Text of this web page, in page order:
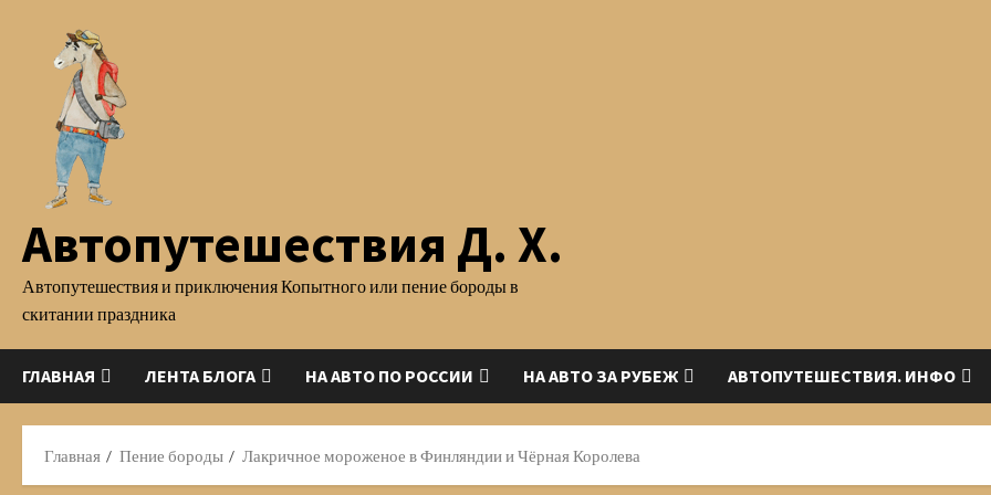
содержимому
Автопутешествия Д. Х.
Автопутешествия и приключения Копытного или пение бороды в
скитании праздника
ГЛАВНАЯ ЛЕНТА БЛОГА НА АВТО ПО РОССИИ НА АВТО ЗА РУБЕЖ АВТОПУТЕШЕСТВИЯ. ИНФО
Главная Пение бороды Лакричное мороженое в Финляндии и Чёрная Королева